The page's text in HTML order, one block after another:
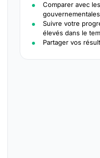
Comparer avec
Suivre votre
élevés dans le
Partager vos